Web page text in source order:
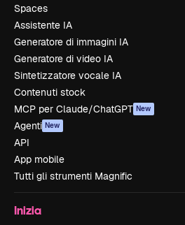
Spaces
Assistente IA
Generatore di immagini IA
Generatore di video IA
Sintetizzatore vocale IA
Contenuti stock
MCP per Claude/ChatGPT New
Agenti New
API
App mobile
Tutti gli strumenti Magnific
Inizia